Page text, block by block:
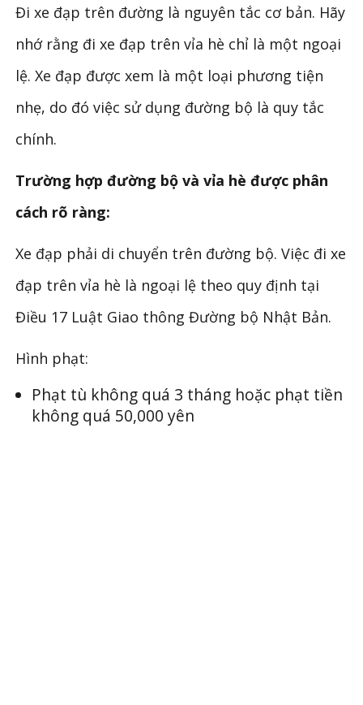
Đi xe đạp trên đường là nguyên tắc cơ bản. Hãy
nhớ rằng đi xe đạp trên vỉa hè chỉ là một ngoại
lệ. Xe đạp được xem là một loại phương tiện
nhẹ, do đó việc sử dụng đường bộ là quy tắc
chính.
Trường hợp đường bộ và vỉa hè được phân
cách rõ ràng:
Xe đạp phải di chuyển trên đường bộ. Việc đi xe
đạp trên vỉa hè là ngoại lệ theo quy định tại
Điều 17 Luật Giao thông Đường bộ Nhật Bản.
Hình phạt:
Phạt tù không quá 3 tháng hoặc phạt tiền
không quá 50,000 yên